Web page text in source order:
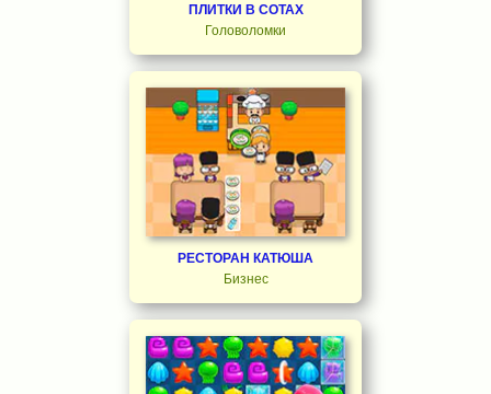
ПЛИТКИ В СОТАХ
Головоломки
РЕСТОРАН КАТЮША
Бизнес